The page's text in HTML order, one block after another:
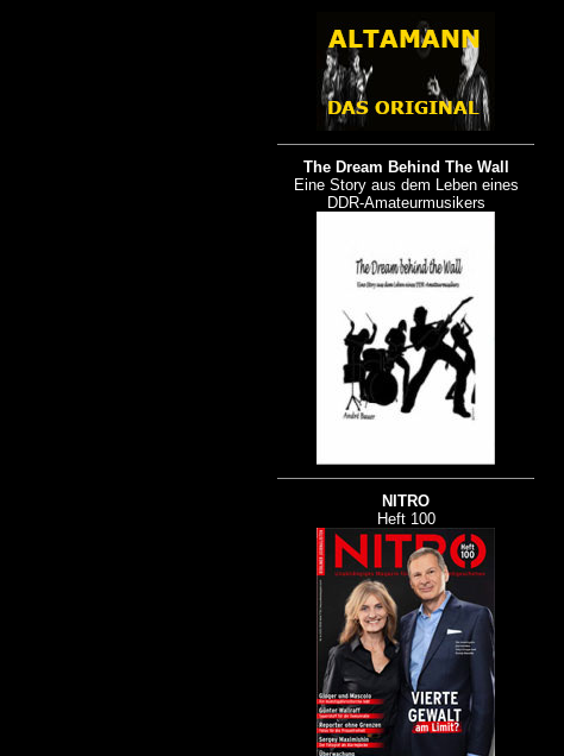
The Dream Behind The Wall
Eine Story aus dem Leben eines
DDR-Amateurmusikers
NITRO
Heft 100